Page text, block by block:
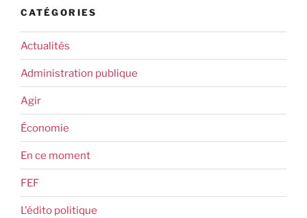
CATÉGORIES
Actualités
Administration publique
Agir
Économie
En ce moment
FEF
L'édito politique